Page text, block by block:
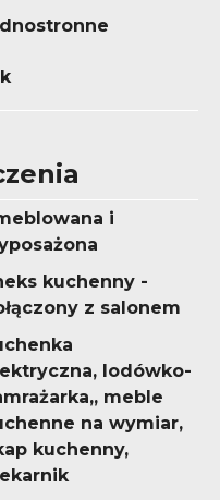
i
kuchenny -
z salonem
lodówko-
meble
na wymiar,
kuchenny,